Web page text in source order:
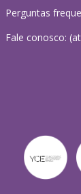
Perguntas
Fale conosco: